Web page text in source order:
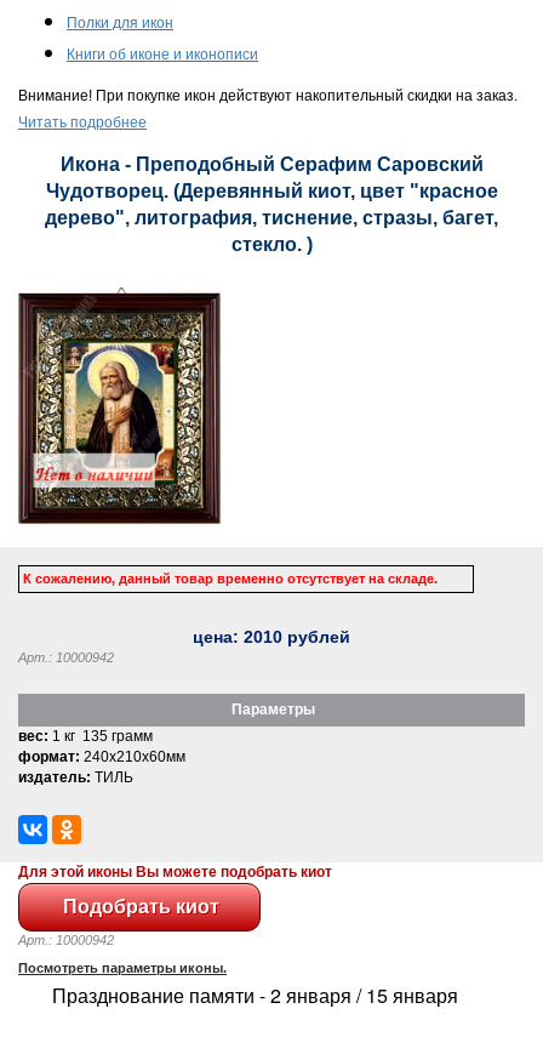
Полки для икон
Книги об иконе и иконописи
Внимание! При покупке икон действуют накопительный скидки на заказ.
Читать подробнее
Икона - Преподобный Серафим Саровский
Чудотворец. (Деревянный киот, цвет "красное
дерево", литография, тиснение, стразы, багет,
стекло. )
К сожалению, данный товар временно отсутствует на складе.
цена: 2010 рублей
Арт.: 10000942
Параметры
вес: 1 кг 135 грамм
формат: 240x210x60мм
издатель: ТИЛЬ
Для этой иконы Вы можете подобрать киот
Арт.: 10000942
Посмотреть параметры иконы.
Празднование памяти - 2 января / 15 января